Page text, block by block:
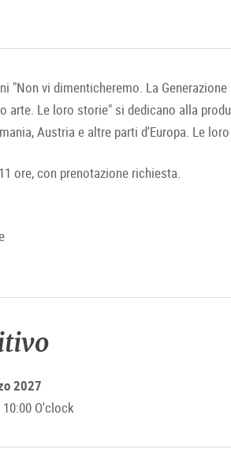
"Non vi dimenticheremo. La
arte. Le loro storie" si dedicano alla
Austria e altre parti d'Europa. Le
ore, con prenotazione richiesta.
2027
O'clock